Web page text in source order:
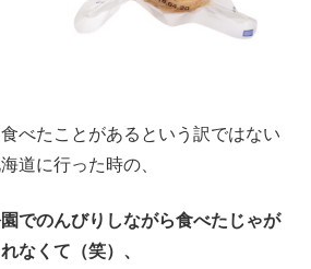
べたことがあるという訳ではない
道に行った時の、
でのんびりしながら食べたじゃが
なくて（笑）、